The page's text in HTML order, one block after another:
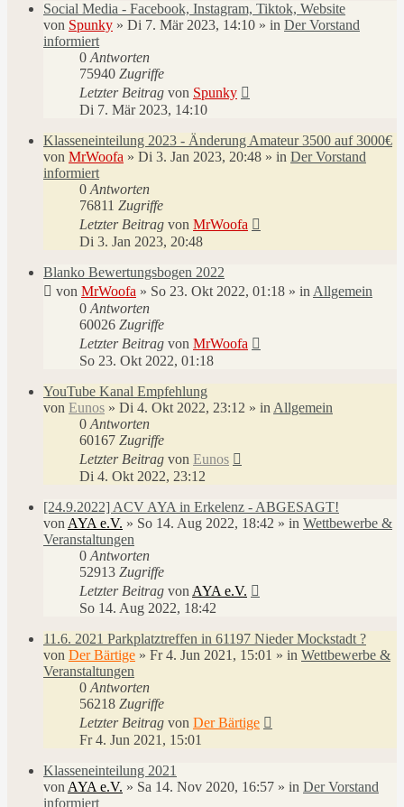
Social Media - Facebook, Instagram, Tiktok, Website
von Spunky » Di 7. Mär 2023, 14:10 » in Der Vorstand
informiert
0 Antworten
75940 Zugriffe
Letzter Beitrag von Spunky
Di 7. Mär 2023, 14:10
Klasseneinteilung 2023 - Änderung Amateur 3500 auf 3000€
von MrWoofa » Di 3. Jan 2023, 20:48 » in Der Vorstand
informiert
0 Antworten
76811 Zugriffe
Letzter Beitrag von MrWoofa
Di 3. Jan 2023, 20:48
Blanko Bewertungsbogen 2022
von MrWoofa » So 23. Okt 2022, 01:18 » in Allgemein
0 Antworten
60026 Zugriffe
Letzter Beitrag von MrWoofa
So 23. Okt 2022, 01:18
YouTube Kanal Empfehlung
von Eunos » Di 4. Okt 2022, 23:12 » in Allgemein
0 Antworten
60167 Zugriffe
Letzter Beitrag von Eunos
Di 4. Okt 2022, 23:12
[24.9.2022] ACV AYA in Erkelenz - ABGESAGT!
von AYA e.V. » So 14. Aug 2022, 18:42 » in Wettbewerbe &
Veranstaltungen
0 Antworten
52913 Zugriffe
Letzter Beitrag von AYA e.V.
So 14. Aug 2022, 18:42
11.6. 2021 Parkplatztreffen in 61197 Nieder Mockstadt ?
von Der Bärtige » Fr 4. Jun 2021, 15:01 » in Wettbewerbe &
Veranstaltungen
0 Antworten
56218 Zugriffe
Letzter Beitrag von Der Bärtige
Fr 4. Jun 2021, 15:01
Klasseneinteilung 2021
von AYA e.V. » Sa 14. Nov 2020, 16:57 » in Der Vorstand
informiert